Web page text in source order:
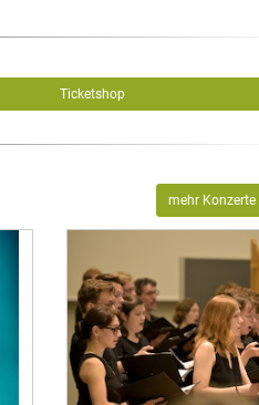
Ticketshop
mehr Konzerte